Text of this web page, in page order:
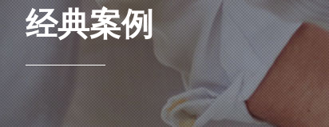
经典案例